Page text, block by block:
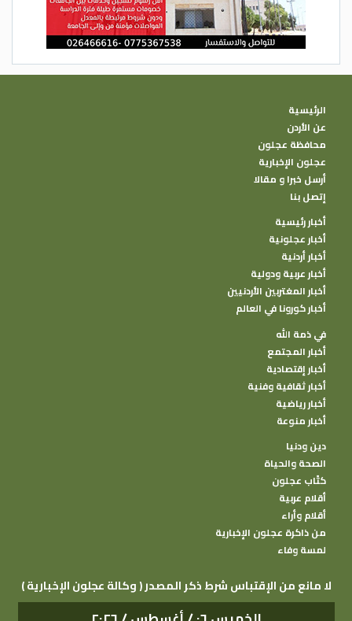
الرئيسية
عن الأردن
محافظة عجلون
عجلون الإخبارية
أرسل خبرا و مقالا
إتصل بنا
أخبار رئيسية
أخبار عجلونية
أخبار أردنية
أخبار عربية ودولية
أخبار المغتربين الأردنيين
أخبار كورونا في العالم
في ذمة الله
أخبار المجتمع
أخبار إقتصادية
أخبار ثقافية وفنية
أخبار رياضية
أخبار منوعة
دين ودنيا
الصحة والحياة
كتًاب عجلون
أقلام عربية
أقلام وأراء
من ذاكرة عجلون الإخبارية
لمسة وفاء
( وكالة عجلون الإخبارية ) لا مانع من الإقتباس شرط ذكر المصدر